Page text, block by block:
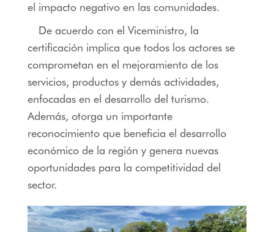
el impacto negativo en las comunidades.
De acuerdo con el Viceministro, la
certificación implica que todos los actores se
comprometan en el mejoramiento de los
servicios, productos y demás actividades,
enfocadas en el desarrollo del turismo.
Además, otorga un importante
reconocimiento que beneficia el desarrollo
económico de la región y genera nuevas
oportunidades para la competitividad del
sector.